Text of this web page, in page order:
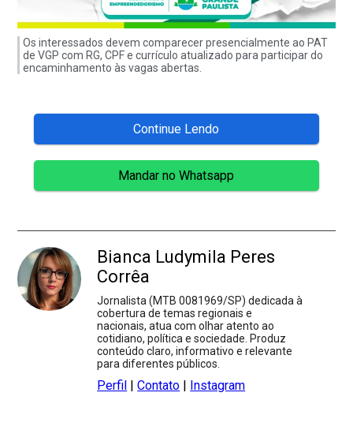
Os interessados devem comparecer presencialmente ao PAT
de VGP com RG, CPF e currículo atualizado para participar do
encaminhamento às vagas abertas.
Continue Lendo
Mandar no Whatsapp
Bianca Ludymila Peres
Corrêa
Jornalista (MTB 0081969/SP) dedicada à
cobertura de temas regionais e
nacionais, atua com olhar atento ao
cotidiano, política e sociedade. Produz
conteúdo claro, informativo e relevante
para diferentes públicos.
Perfil |Contato Instagram